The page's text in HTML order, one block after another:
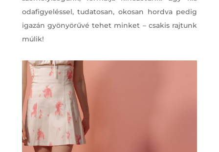
odafigyeléssel, tudatosan, okosan hordva pedig
igazán gyönyörűvé tehet minket – csakis rajtunk
múlik!